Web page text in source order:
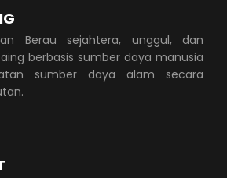
Berau sejahtera, unggul, dan
berbasis sumber daya manusia
sumber daya alam secara